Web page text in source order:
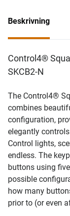
Beskrivning
Control4®
SKCB2-N
The Control4®
combines
configuration,
elegantly
Control lights,
endless. The
buttons using
possible
how many
prior to (or even